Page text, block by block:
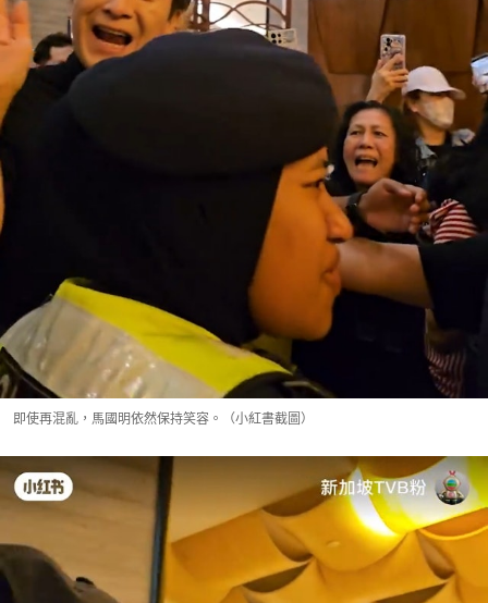
即使再混亂，馬國明依然保持笑容。（小紅書截圖）